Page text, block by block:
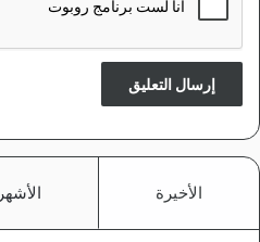
ق
ا
ا
ب
الأخيرة الأشهر